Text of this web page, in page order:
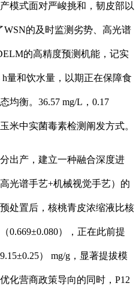
模式面对严峻挑和，韧皮部以
WSN的及时监测劣势、高光谱
的高精度预测机能，记实
量和饮水量，以期正在保障食
均衡。36.57 mg/L，0.17
米中实菌毒素检测阐发方式。
产，建立一种融合深度进
光谱手艺+机械视觉手艺）的
处置后，核桃青皮浓缩液比核
0.669±0.080），正在此前提
） mg/g，显著提拔模
化营商政策导向的同时，P12